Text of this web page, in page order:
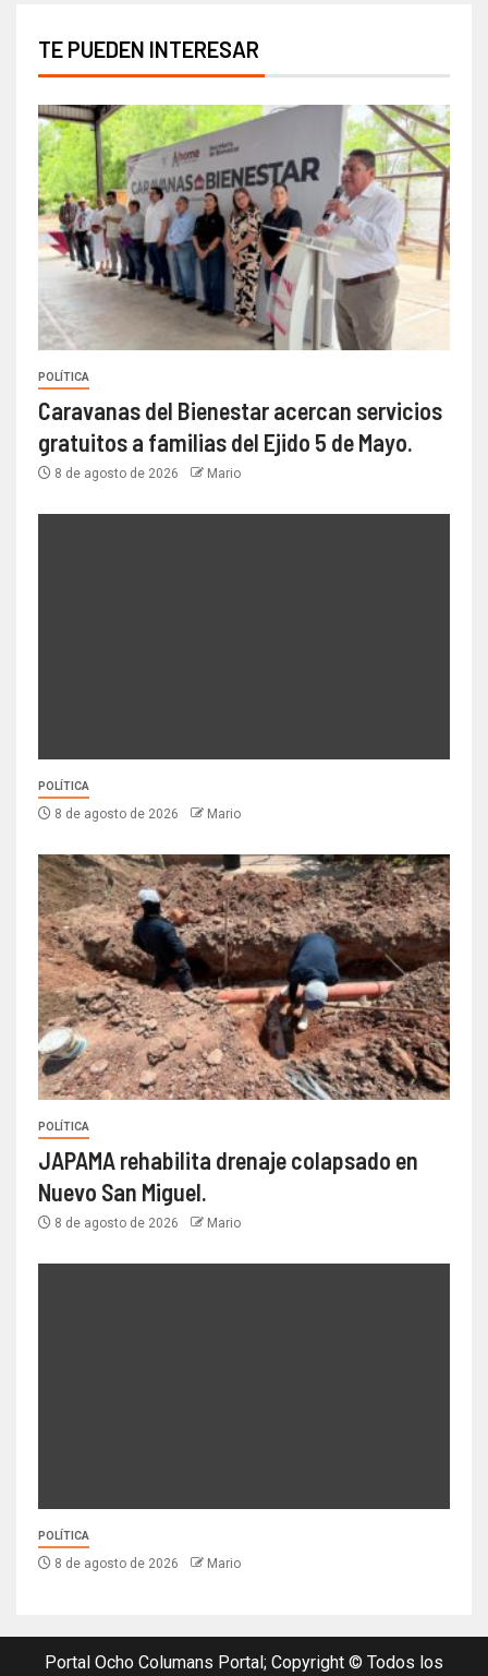
TE PUEDEN INTERESAR
POLÍTICA
Caravanas del Bienestar acercan servicios
gratuitos a familias del Ejido 5 de Mayo.
8 de agosto de 2026 Mario
POLÍTICA
8 de agosto de 2026 Mario
POLÍTICA
JAPAMA rehabilita drenaje colapsado en
Nuevo San Miguel.
8 de agosto de 2026 Mario
POLÍTICA
8 de agosto de 2026 Mario
Portal Ocho Columans Portal; Copyright © Todos los